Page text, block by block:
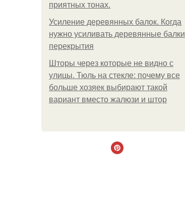
приятных тонах.
Усиление деревянных балок. Когда
нужно усиливать деревянные балки
перекрытия
Шторы через которые не видно с
улицы. Тюль на стекле: почему все
больше хозяек выбирают такой
вариант вместо жалюзи и штор